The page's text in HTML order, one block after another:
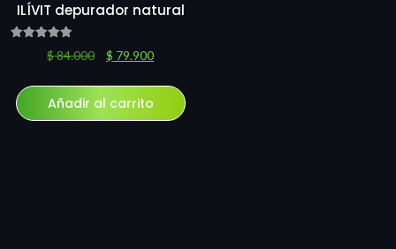
ILÍVIT depurador natural
Valorado
con$84.000 $ 79.900
Añadir al carrito